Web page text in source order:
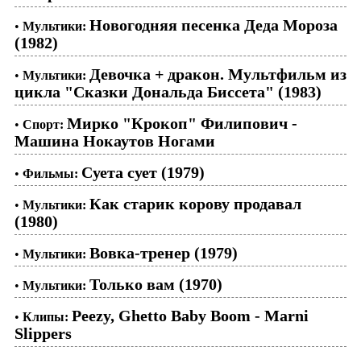
• Мультики: Новогодняя песенка Деда Мороза
(1982)
• Мультики: Девочка + дракон. Мультфильм из
цикла "Сказки Дональда Биссета" (1983)
• Спорт: Мирко "Крокоп" Филипович -
Машина Нокаутов Ногами
• Фильмы: Суета сует (1979)
• Мультики: Как старик корову продавал
(1980)
• Мультики: Вовка-тренер (1979)
• Мультики: Только вам (1970)
• Клипы: Peezy, Ghetto Baby Boom - Marni
Slippers